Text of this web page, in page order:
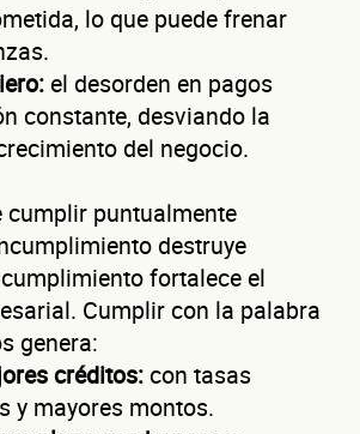
lo que puede frenar
el desorden en pagos
constante, desviando la
del negocio.
cumplir puntualmente
destruye
fortalece el
Cumplir con la palabra
genera:
créditos:con tasas
y mayores montos.
tulínea de liquidez
conversación de 2 minutos, no un trámite
de